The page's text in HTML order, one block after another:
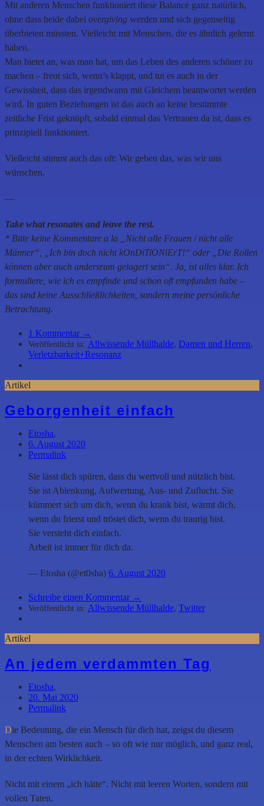
Mit anderen Menschen funktioniert diese Balance ganz natürlich,
ohne dass beide dabei overgiving werden und sich gegenseitig
überbieten müssten. Vielleicht mit Menschen, die es ähnlich gelernt
haben.
Man bietet an, was man hat, um das Leben des anderen schöner zu
machen – freut sich, wenn’s klappt, und tut es auch in der
Gewissheit, dass das irgendwann mit Gleichem beantwortet werden
wird. In guten Beziehungen ist das auch an keine bestimmte
zeitliche Frist geknüpft, sobald einmal das Vertrauen da ist, dass es
prinzipiell funktioniert.
Vielleicht stimmt auch das oft: Wir geben das, was wir uns
wünschen.
—
Take what resonates and leave the rest.
* Bitte keine Kommentare a la „Nicht alle Frauen / nicht alle
Männer“, „Ich bin doch nicht kOnDiTiONiErT!“ oder „Die Rollen
können aber auch andersrum gelagert sein“. Ja, ist alles klar. Ich
formuliere, wie ich es empfinde und schon oft empfunden habe –
das sind keine Ausschließlichkeiten, sondern meine persönliche
Betrachtung.
1 Kommentar →
Veröffentlicht in: Allwissende Müllhalde, Damen und Herren,
Verletzbarkeit+Resonanz
Artikel
Geborgenheit einfach
Etosha,
6. August 2020
Permalink
Sie lässt dich spüren, dass du wertvoll und nützlich bist.
Sie ist Ablenkung, Aufwertung, Aus- und Zuflucht. Sie
kümmert sich um dich, wenn du krank bist, wärmt dich,
wenn du frierst und tröstet dich, wenn du traurig bist.
Sie versteht dich einfach.
Arbeit ist immer für dich da.
— Etosha (@et0sha) 6. August 2020
Schreibe einen Kommentar →
Veröffentlicht in: Allwissende Müllhalde, Twitter
Artikel
An jedem verdammten Tag
Etosha,
20. Mai 2020
Permalink
Die Bedeutung, die ein Mensch für dich hat, zeigst du diesem
Menschen am besten auch – so oft wie nur möglich, und ganz real,
in der echten Wirklichkeit.
Nicht mit einem „ich hätte“. Nicht mit leeren Worten, sondern mit
vollen Taten.